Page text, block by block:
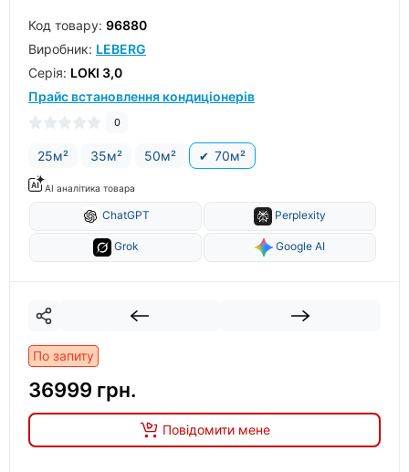
Код товару: 96880
Виробник: LEBERG
Серiя: LOKI 3,0
Прайс встановлення кондиціонерів
0
25м² 35м² 50м² 70м²
AI аналітика товара
ChatGPT Perplexity
Grok Google AI
По запиту
36999 грн.
Повідомити мене